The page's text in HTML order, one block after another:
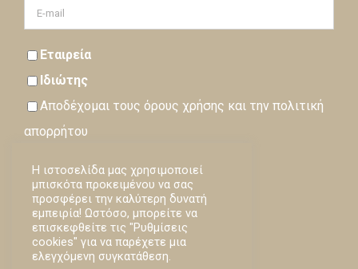
Εταιρεία
Ιδιώτης
Αποδέχομαι τους όρους χρήσης και την πολιτική
απορρήτου
Εγγραφή
Loading…
Η ιστοσελίδα μας χρησιμοποιεί
μπισκότα προκειμένου να σας
προσφέρει την καλύτερη δυνατή
εμπειρία! Ωστόσο, μπορείτε να
επισκεφθείτε τις "Ρυθμίσεις
cookies" για να παρέχετε μια
ελεγχόμενη συγκατάθεση.